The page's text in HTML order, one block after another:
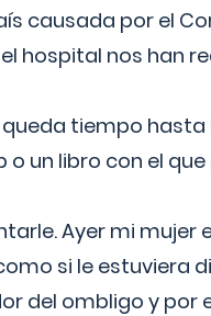
causada por el
hospital nos han
tiempo
un libro con el
Ayer mi mujer
si le estuviera
del ombligo y por